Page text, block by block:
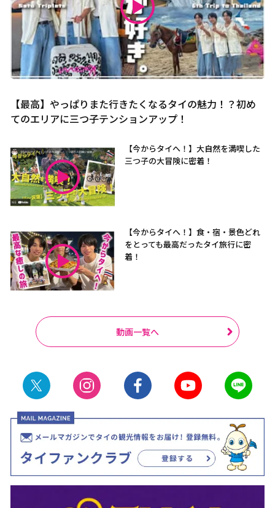
【最高】やっぱりまた行きたくなるタイの魅力！？初め
てのエリアに三つ子テンションアップ！
【今からタイへ！】大自然を満喫した
三つ子の大冒険に密着！
【今からタイへ！】食・宿・景色どれ
をとっても最高だったタイ旅行に密
着！
動画一覧へ